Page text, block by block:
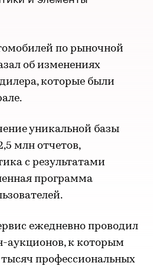
по рыночной
об изменениях
которые были
уникальной базы
млн отчетов,
с результатами
программа
ежедневно проводил
аукционов, к которым
тысяч профессиональных